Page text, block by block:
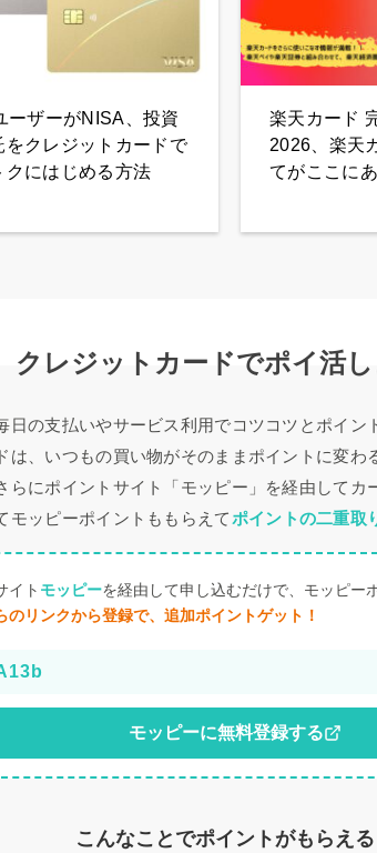
ーザーがNISA、投資
をクレジットカードで
クにはじめる方法
楽天カード
2026、楽天
てがここに
クレジットカードでポイ活し
日の支払いやサービス利用でコツコツとポイ
は、いつもの買い物がそのままポイントに変わ
らにポイントサイト「モッピー」を経由してカ
モッピーポイントももらえてポイントの二重取
イト モッピーを経由して申し込むだけで、モッピー
のリンクから登録で、追加ポイントゲット！
モッピーに無料登録する
こんなことでポイントがもらえる